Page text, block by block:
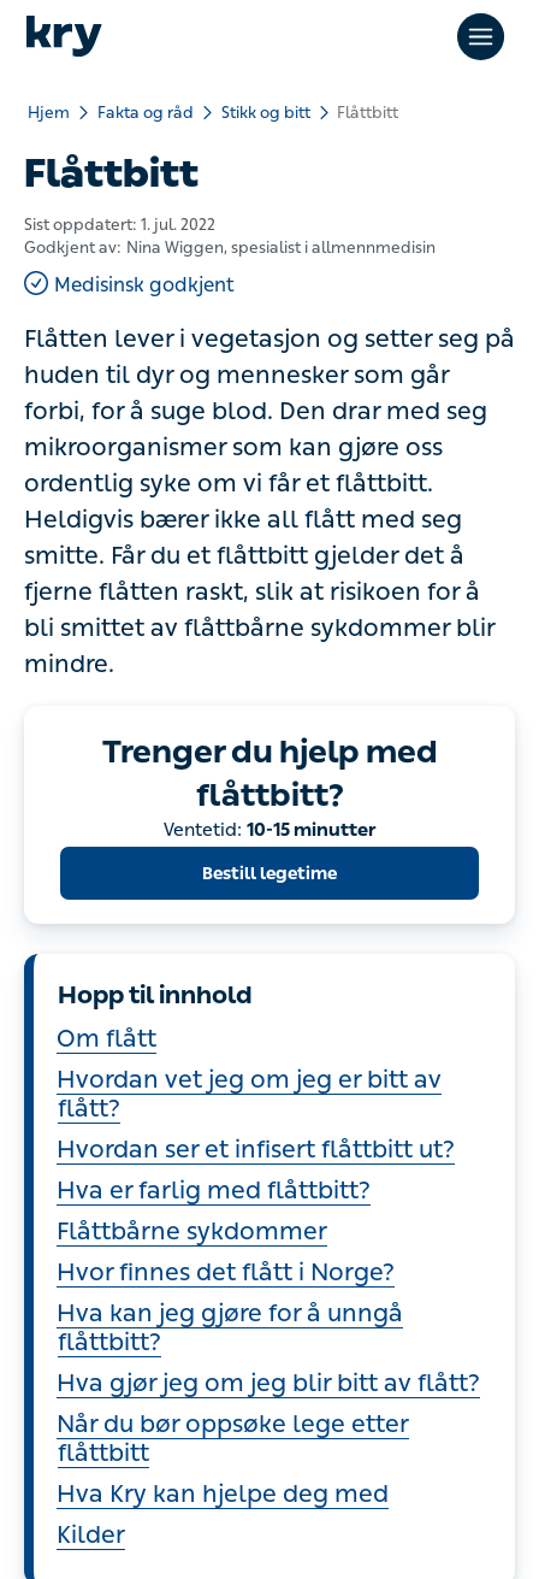
Hjem Fakta og råd Stikk og bitt Flåttbitt
Flåttbitt
Sist oppdatert: 1. jul. 2022
Godkjent av: Nina Wiggen, spesialist i allmennmedisin
Medisinsk godkjent
Flåtten lever i vegetasjon og setter seg på
huden til dyr og mennesker som går
forbi, for å suge blod. Den drar med seg
mikroorganismer som kan gjøre oss
ordentlig syke om vi får et flåttbitt.
Heldigvis bærer ikke all flått med seg
smitte. Får du et flåttbitt gjelder det å
fjerne flåtten raskt, slik at risikoen for å
bli smittet av flåttbårne sykdommer blir
mindre.
Trenger du hjelp med
flåttbitt?
Ventetid: 10-15 minutter
Bestill legetime
Hopp til innhold
Om flått
Hvordan vet jeg om jeg er bitt av
flått?
Hvordan ser et infisert flåttbitt ut?
Hva er farlig med flåttbitt?
Flåttbårne sykdommer
Hvor finnes det flått i Norge?
Hva kan jeg gjøre for å unngå
flåttbitt?
Hva gjør jeg om jeg blir bitt av flått?
Når du bør oppsøke lege etter
flåttbitt
Hva Kry kan hjelpe deg med
Kilder